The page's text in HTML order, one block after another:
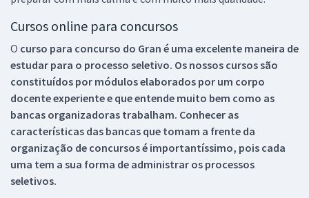
Cursos online para concursos
O curso para concurso do Gran é uma excelente maneira de
estudar para o processo seletivo. Os nossos cursos são
constituídos por módulos elaborados por um corpo
docente experiente e que entende muito bem como as
bancas organizadoras trabalham. Conhecer as
características das bancas que tomam a frente da
organização de concursos é importantíssimo, pois cada
uma tem a sua forma de administrar os processos
seletivos.